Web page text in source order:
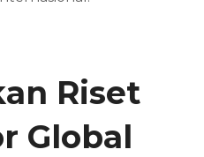
Riset
Global